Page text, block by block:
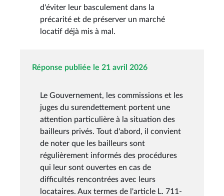
d'éviter leur basculement dans la
précarité et de préserver un marché
locatif déjà mis à mal.
Réponse publiée le 21 avril 2026
Le Gouvernement, les commissions et les
juges du surendettement portent une
attention particulière à la situation des
bailleurs privés. Tout d'abord, il convient
de noter que les bailleurs sont
régulièrement informés des procédures
qui leur sont ouvertes en cas de
difficultés rencontrées avec leurs
locataires. Aux termes de l'article L. 711-